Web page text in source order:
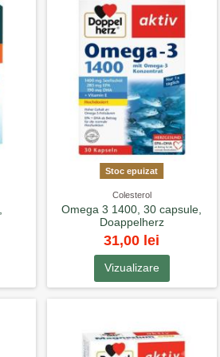
Stoc epuizat
Colesterol
Omega 3 1400, 30 capsule,
Doappelherz
31,00 lei
Vizualizare